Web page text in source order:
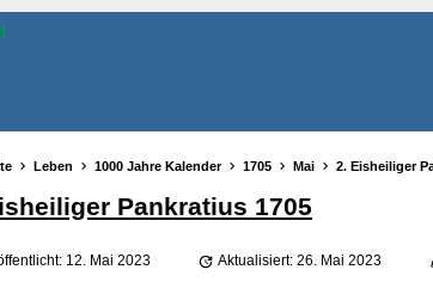
Leben 1000 Jahre Kalender 1705 Mai 2. Eisheiliger
Pankratius 1705
12. Mai 2023 Aktualisiert: 26. Mai 2023